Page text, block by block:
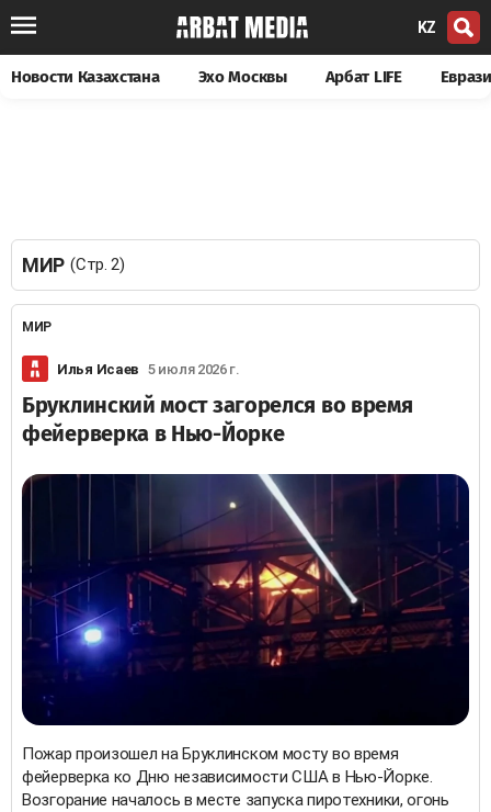
KZ
Новости Казахстана Эхо Москвы Арбат LIFE
МИР (Стр. 2)
МИР
Илья Исаев 5 июля 2026 г.
Бруклинский мост загорелся во время
фейерверка в Нью-Йорке
Пожар произошел на Бруклинском мосту во время
фейерверка ко Дню независимости США в Нью-Йорке.
Возгорание началось в месте запуска пиротехники, огонь